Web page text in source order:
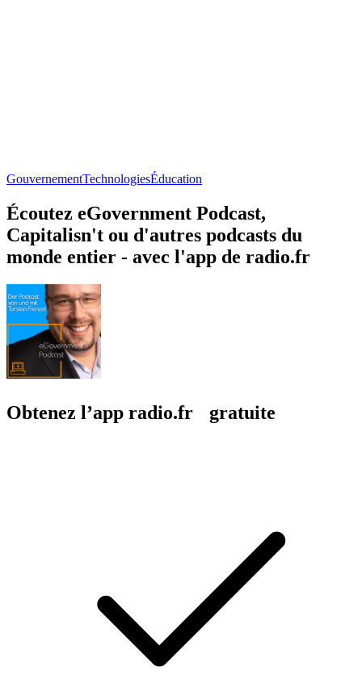
GouvernementTechnologiesÉducation
Écoutez eGovernment Podcast,
Capitalisn't ou d'autres podcasts du
monde entier - avec l'app de radio.fr
Obtenez l’app radio.fr gratuite